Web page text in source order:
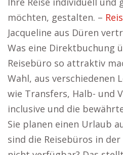
möchten, gestalten. –
Jacqueline aus Düren
Was eine Direktbuchung
Reisebüro so attraktiv
Wahl, aus verschiedenen
wie Transfers, Halb- und
inclusive und die
Sie planen einen Urlaub
sind die Reisebüros in